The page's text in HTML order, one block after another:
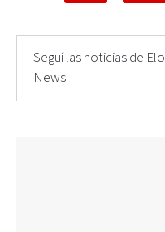
Seguí las noticias de
News